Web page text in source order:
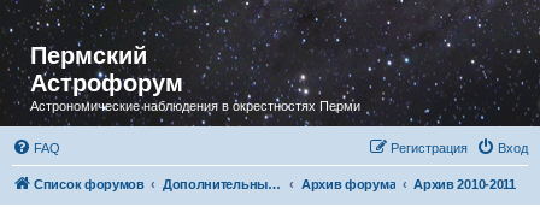
Пермский
Астрофорум
Астрономические наблюдения в окрестностях Перми
FAQ Вход
Регистрация
Список форумов Дополнительный раздел Архив форума Архив 2010-2011